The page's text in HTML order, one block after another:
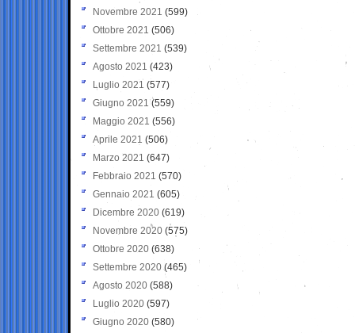
Novembre 2021 (599)
Ottobre 2021 (506)
Settembre 2021 (539)
Agosto 2021 (423)
Luglio 2021 (577)
Giugno 2021(559)
Maggio 2021 (556)
Aprile 2021 (506)
Marzo 2021 (647)
Febbraio 2021 (570)
Gennaio 2021 (605)
Dicembre 2020 (619)
Novembre 2020 (575)
Ottobre 2020 (638)
Settembre 2020(465)
Agosto 2020 (588)
Luglio 2020 (597)
Giugno 2020 (580)